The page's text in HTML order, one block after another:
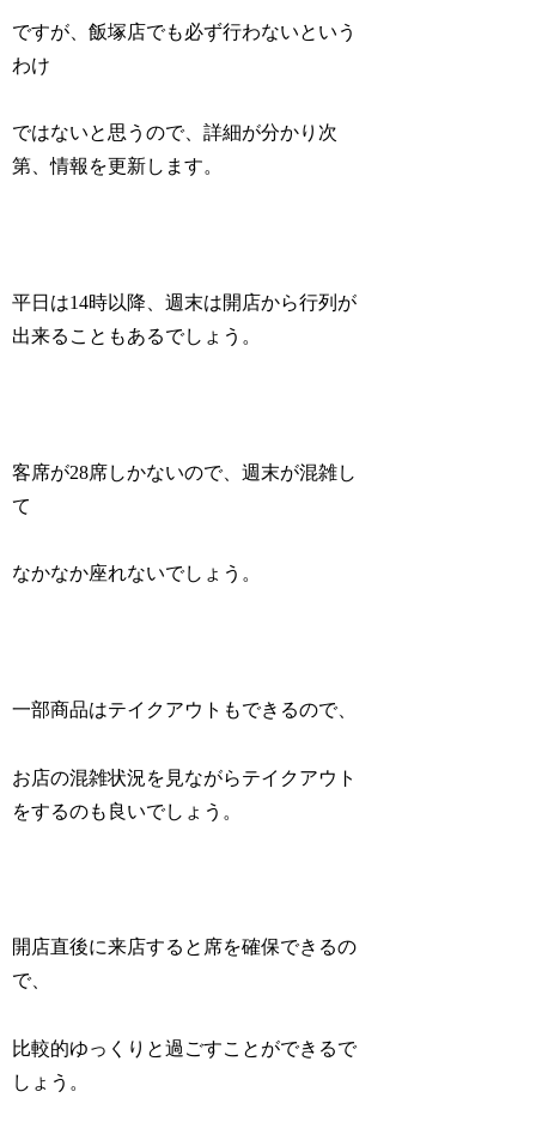
ですが、飯塚店でも必ず行わないという
わけ
ではないと思うので、詳細が分かり次
第、情報を更新します。
平日は14時以降、週末は開店から行列が
出来ることもあるでしょう。
客席が28席しかないので、週末が混雑し
て
なかなか座れないでしょう。
一部商品はテイクアウトもできるので、
お店の混雑状況を見ながらテイクアウト
をするのも良いでしょう。
開店直後に来店すると席を確保できるの
で、
比較的ゆっくりと過ごすことができるで
しょう。